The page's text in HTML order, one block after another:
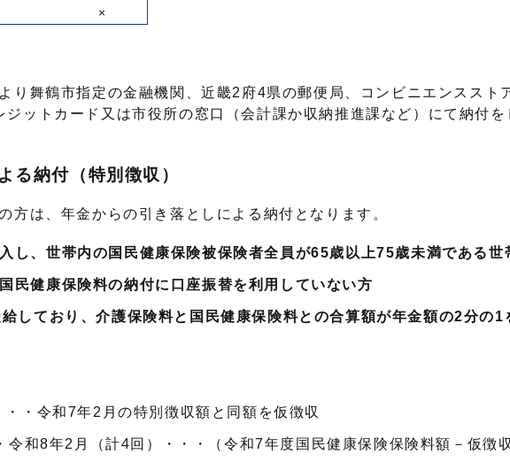
×
り舞鶴市指定の金融機関、近畿2府4県の郵便局、コンビニエンススト
ットカード又は市役所の窓口（会計課か収納推進課など）にて納付を
る納付（特別徴収）
方は、年金からの引き落としによる納付となります。
し、世帯内の国民健康保険被保険者全員が65歳以上75歳未満である世
民健康保険料の納付に口座振替を利用していない方
しており、介護保険料と国民健康保険料との合算額が年金額の2分の1
・令和7年2月の特別徴収額と同額を仮徴収
和8年2月（計4回）・・・（令和7年度国民健康保険保険料額－仮徴